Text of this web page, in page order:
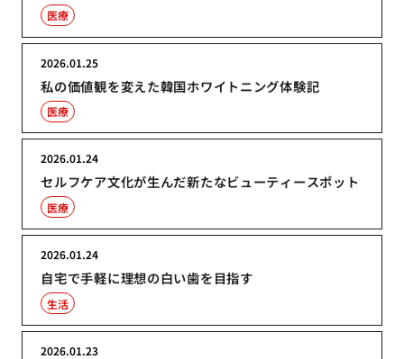
医療
私の価値観を変えた韓国ホワイトニング体験記
2026.01.25
医療
セルフケア文化が生んだ新たなビューティースポット
2026.01.24
医療
自宅で手軽に理想の白い歯を目指す
2026.01.24
生活
2026.01.23